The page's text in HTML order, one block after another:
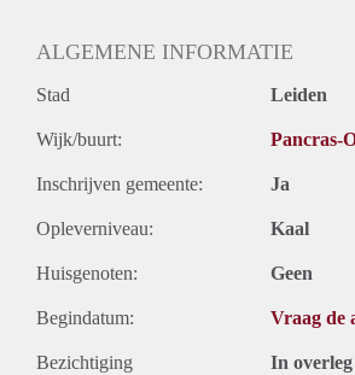
ALGEMENE INFORMATIE
Stad Leiden
Wijk/buurt: Pancras-
Inschrijven gemeente: Ja
Opleverniveau: Kaal
Huisgenoten: Geen
Begindatum: Vraag de
Bezichtiging In overleg